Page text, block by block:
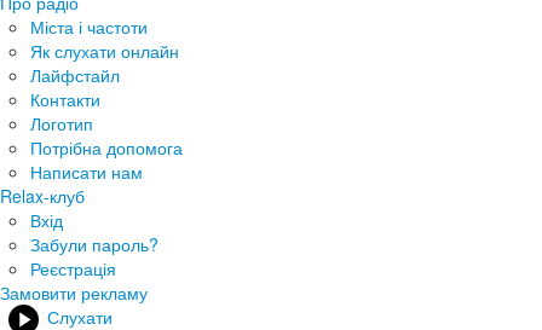
Міста і частоти
Як слухати онлайн
Лайфстайл
Контакти
Логотип
Потрібна допомога
Написати нам
Relax-клуб
Вхід
Забули пароль?
Реєстрація
Замовити рекламу
Слухати